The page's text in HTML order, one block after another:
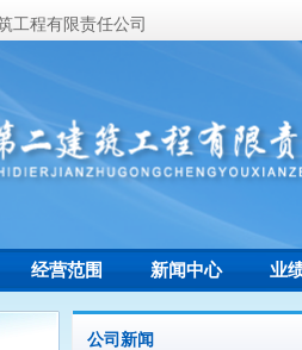
经营范围 新闻中心 业
工程有限责任公司
联系我们
公司新闻